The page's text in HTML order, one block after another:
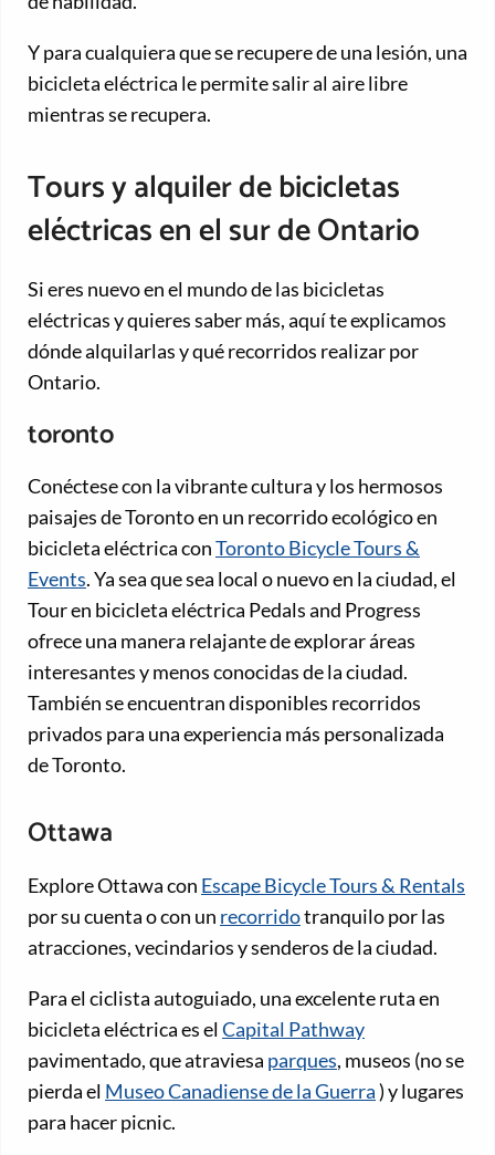
Y para cualquiera que se recupere de una lesión, una
bicicleta eléctrica le permite salir al aire libre
mientras se recupera.
Tours y alquiler de bicicletas
eléctricas en el sur de Ontario
Si eres nuevo en el mundo de las bicicletas
eléctricas y quieres saber más, aquí te explicamos
dónde alquilarlas y qué recorridos realizar por
Ontario.
toronto
Conéctese con la vibrante cultura y los hermosos
paisajes de Toronto en un recorrido ecológico en
bicicleta eléctrica conToronto Bicycle Tours &
Events. Ya sea que sea local o nuevo en la ciudad, el
Tour en bicicleta eléctrica Pedals and Progress
ofrece una manera relajante de explorar áreas
interesantes y menos conocidas de la ciudad.
También se encuentran disponibles recorridos
privados para una experiencia más personalizada
de Toronto.
Ottawa
Explore Ottawa con Escape Bicycle Tours & Rentals
por su cuenta o con un recorridotranquilo por las
atracciones, vecindarios y senderos de la ciudad.
Para el ciclista autoguiado, una excelente ruta en
bicicleta eléctrica es elCapital Pathway
pavimentado, que atraviesa parques, museos (no se
pierda el Museo Canadiense de la Guerra) y lugares
para hacer picnic.